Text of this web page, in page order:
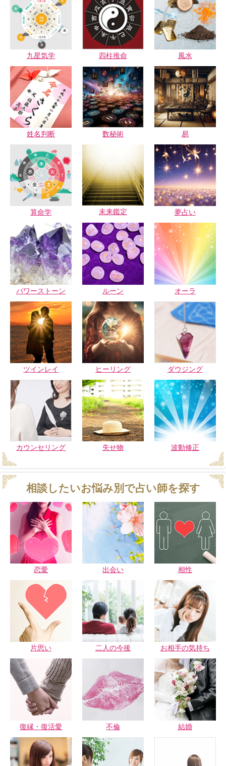
九星気学 四柱推命 風水
姓名判断 数秘術 易
算命学 未来鑑定 夢占い
パワーストーン ルーン オーラ
ツインレイ ヒーリング ダウジング
カウンセリング 失せ物 波動修正
相談したいお悩み別で占い師を探す
恋愛 出会い 相性
片思い 二人の今後 お相手の気持ち
復縁・復活愛 不倫 結婚